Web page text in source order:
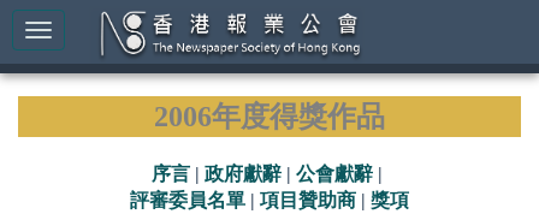
2006年度得獎作品
序言 | 政府獻辭 | 公會獻辭 |
評審委員名單 | 項目贊助商 | 獎項